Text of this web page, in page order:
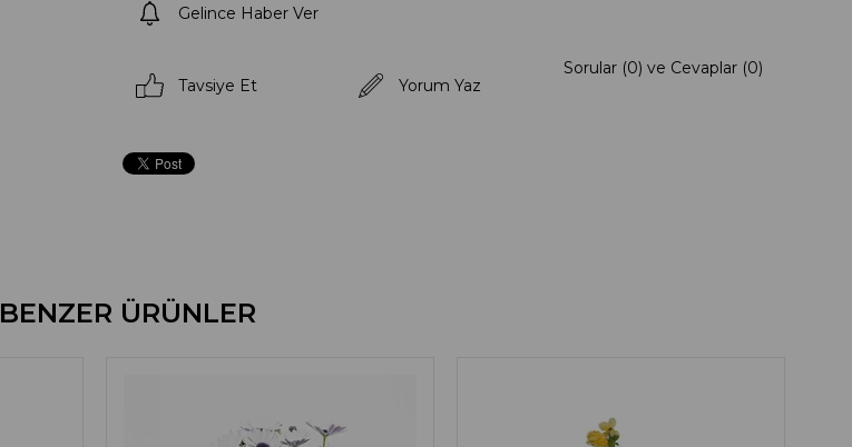
Gelince Haber Ver
Tavsiye Et Yorum Yaz
Sorular (0) ve Cevaplar (0)
BENZER ÜRÜNLER